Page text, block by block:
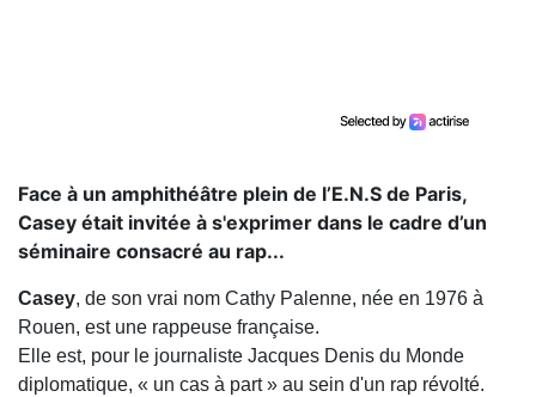
Face à un amphithéâtre plein de l’E.N.S de Paris,
Casey était invitée à s'exprimer dans le cadre d’un
séminaire consacré au rap...
Casey, de son vrai nom Cathy Palenne, née en 1976 à
Rouen, est une rappeuse française.
Elle est, pour le journaliste Jacques Denis du Monde
diplomatique, « un cas à part » au sein d'un rap révolté.